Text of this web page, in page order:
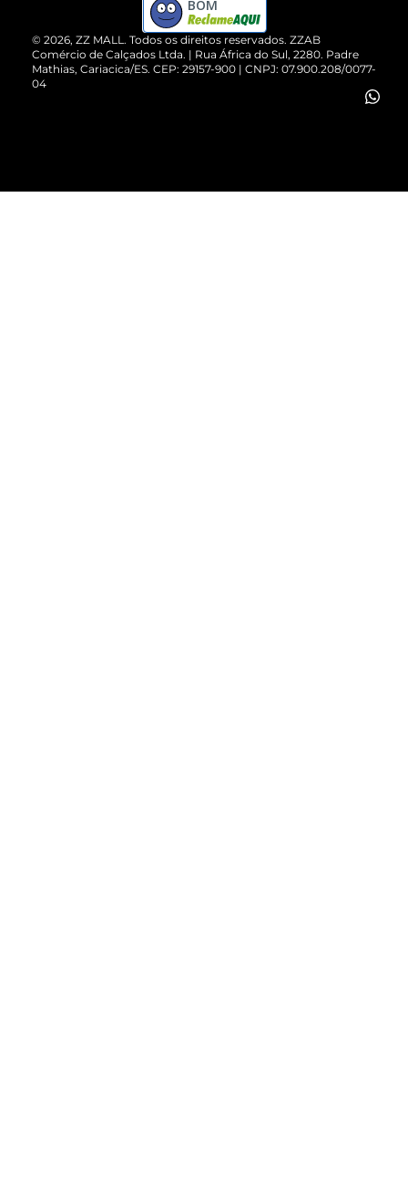
Cartão Presente
Vendas Corporativas
© 2026, ZZ MALL. Todos os direitos reservados. ZZAB
Comércio de Calçados Ltda. | Rua África do Sul, 2280. Padre
Mathias, Cariacica/ES. CEP: 29157-900 | CNPJ: 07.900.208/0077-
04
BOM